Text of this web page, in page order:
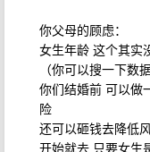
你父母的顾虑：
女生年龄 这个其实
（你可以搜一下数据
你们结婚前 可以做
险
还可以砸钱去降低
开始就去 只要女生